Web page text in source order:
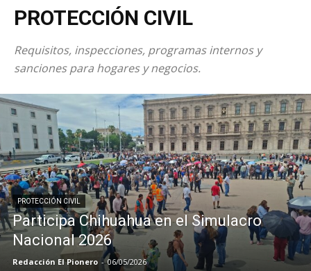
PROTECCIÓN CIVIL
Requisitos, inspecciones, programas internos y
sanciones para hogares y negocios.
PROTECCIÓN CIVIL
Participa Chihuahua en el Simulacro
Nacional 2026
Redacción El Pionero - 06/05/2026